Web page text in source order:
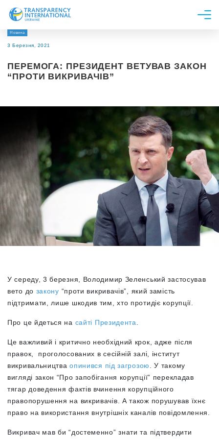
Про нас
Дослідження
Долучитися
Новина
3 Березня, 2021
ПЕРЕМОГА: ПРЕЗИДЕНТ ВЕТУВАВ ЗАКОН
“ПРОТИ ВИКРИВАЧІВ”
У середу, 3 березня, Володимир Зеленський застосував
вето до закону “проти викривачів”, який замість
підтримати, лише шкодив тим, хто протидіє корупції.
Про це йдеться на сайті Президента
Це важливий і критично необхідний крок, адже після
правок, проголосованих в сесійній залі, інститут
викривальництваопинився під загрозою
. У такому
вигляді закон “Про запобігання корупції” перекладав
тягар доведення фактів вчинення корупційного
правопорушення на викривачів. А також порушував їхнє
право на використання внутрішніх каналів повідомлення.
Викривач мав би “достеменно” знати та підтвердити